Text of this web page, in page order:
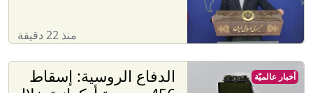
منذ 22 دقيقة
الدفاع الروسية: إسقاط
أخبار عالميّة